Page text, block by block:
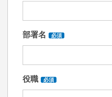
部署名 必須
役職 必須